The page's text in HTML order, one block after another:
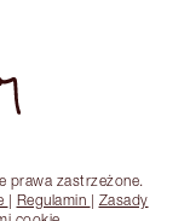
prawa zastrzeżone.
| Regulamin | Zasady